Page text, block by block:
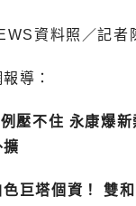
資料照／記者
導：
壓不住 永康爆新
擴
巨塔個資！ 雙